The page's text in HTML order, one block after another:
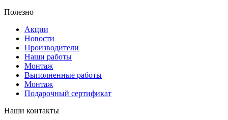
Полезно
Акции
Новости
Производители
Наши работы
Монтаж
Выполненные работы
Монтаж
Подарочный сертификат
Наши контакты